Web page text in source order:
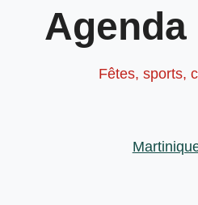
et rivières
populaires
Fêtes, sports,